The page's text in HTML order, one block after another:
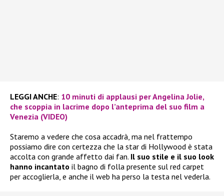
LEGGI ANCHE: 10 minuti di applausi per Angelina Jolie,
che scoppia in lacrime dopo l’anteprima del suo film a
Venezia (VIDEO)
Staremo a vedere che cosa accadrà, ma nel frattempo
possiamo dire con certezza che la star di Hollywood è stata
accolta con grande affetto dai fan. Il suo stile e il suo look
hanno incantato il bagno di folla presente sul red carpet
per accoglierla, e anche il web ha perso la testa nel vederla.